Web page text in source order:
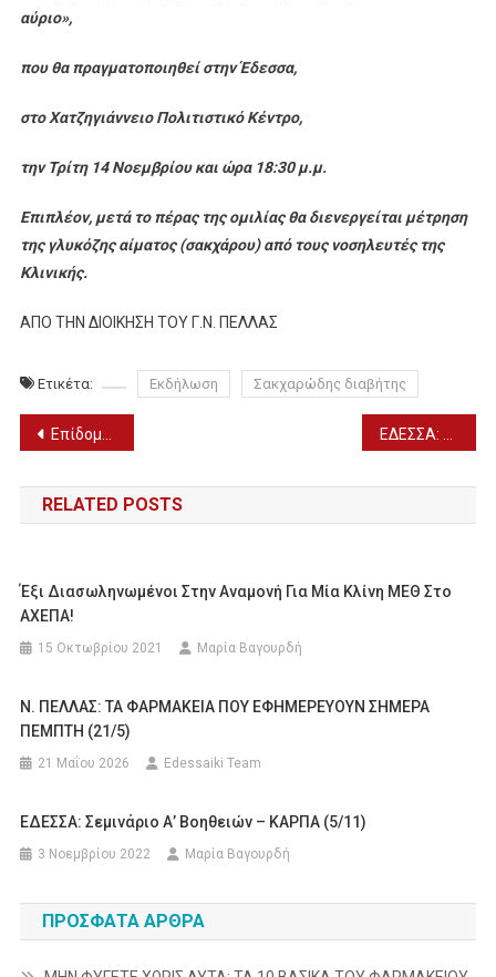
αύριο»,
που θα πραγματοποιηθεί στην Έδεσσα,
στο Χατζηγιάννειο Πολιτιστικό Κέντρο,
την Τρίτη 14 Νοεμβρίου και ώρα 18:30 μ.μ.
Επιπλέον, μετά το πέρας της ομιλίας θα διενεργείται μέτρηση
της γλυκόζης αίματος (σακχάρου) από τους νοσηλευτές της
Κλινικής.
ΑΠΟ ΤΗΝ ΔΙΟΙΚΗΣΗ ΤΟΥ Γ.Ν. ΠΕΛΛΑΣ
Ετικέτα: Εκδήλωση Σακχαρώδης διαβήτης
Πλοήγηση
άρθρων
Eπίδομα θέρμανσης: Τα ποσά, οι δικαιούχοι και η διαδικασία
RELATED POSTS
Έξι Διασωληνωμένοι Στην Αναμονή Για Μία Κλίνη ΜΕΘ Στο
ΑΧΕΠΑ!
15 Οκτωβρίου 2021 Μαρία Βαγουρδή
Ν. ΠΕΛΛΑΣ: ΤΑ ΦΑΡΜΑΚΕΙΑ ΠΟΥ ΕΦΗΜΕΡΕΥΟΥΝ ΣΗΜΕΡΑ
ΠΕΜΠΤΗ (21/5)
21 Μαΐου 2026 Edessaiki Team
EΔΕΣΣΑ: Σεμινάριο Α’ Βοηθειών – ΚΑΡΠΑ (5/11)
3 Νοεμβρίου 2022 Μαρία Βαγουρδή
ΠΡΌΣΦΑΤΑ ΆΡΘΡΑ